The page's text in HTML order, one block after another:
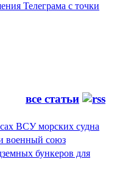
Телеграма с точки
все статьи
ВСУ морских судна
военный союз
бункеров для